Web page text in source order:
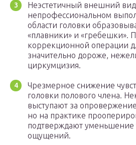
Неэстетичный внешний
непрофессиональном
области головки
«плавники» и «гребешки».
коррекционной операции
значительно дороже,
циркумцизия.
Чрезмерное снижение
головки полового члена.
выступают за
но на практике
подтверждают уменьшение
ощущений.